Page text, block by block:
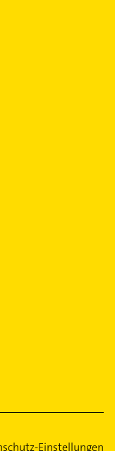
Einstellungen